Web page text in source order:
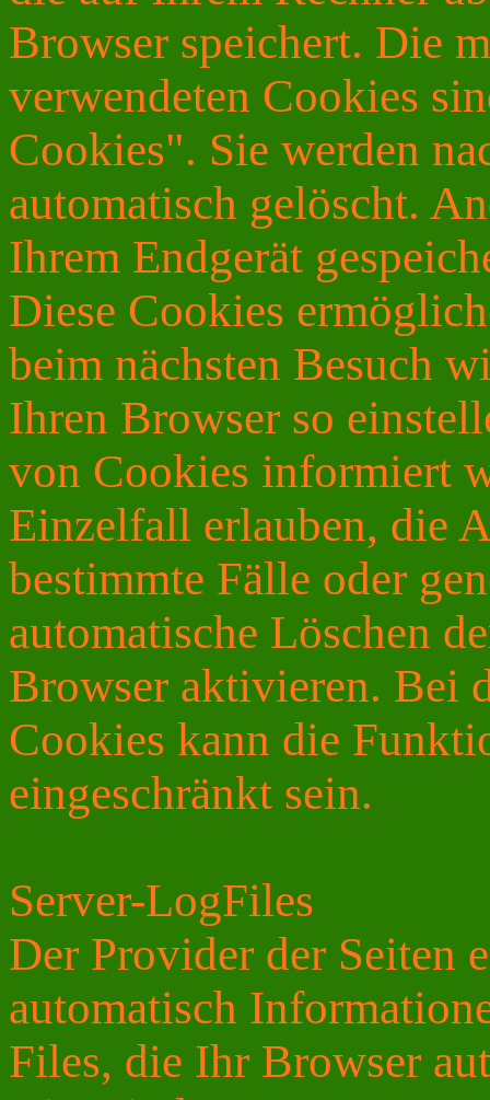
Browser speichert. Die
verwendeten Cookies
Cookies". Sie werden
automatisch gelöscht.
Ihrem Endgerät
Diese Cookies
beim nächsten Besuch
Ihren Browser so
von Cookies informiert
Einzelfall erlauben, die
bestimmte Fälle oder
automatische Löschen
Browser aktivieren. Bei
Cookies kann die
eingeschränkt sein.
Server-LogFiles
Der Provider der Seiten
automatisch
Files, die Ihr Browser